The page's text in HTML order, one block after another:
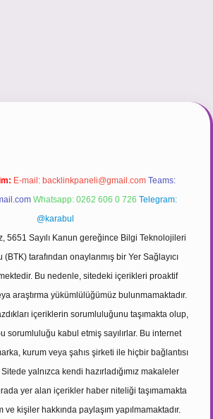
E-mail: backlinkpaneli@gmail.com Teams:
Whatsapp: 0262 606 0 726 Telegram:
@karabul
5651 Sayılı Kanun gereğince Bilgi Teknolojileri
tarafından onaylanmış bir Yer Sağlayıcı
Bu nedenle, sitedeki içerikleri proaktif
araştırma yükümlülüğümüz bulunmamaktadır.
içeriklerin sorumluluğunu taşımakta olup,
sorumluluğu kabul etmiş sayılırlar. Bu internet
kurum veya şahıs şirketi ile hiçbir bağlantısı
yalnızca kendi hazırladığımız makaleler
yer alan içerikler haber niteliği taşımamakta
kişiler hakkında paylaşım yapılmamaktadır.